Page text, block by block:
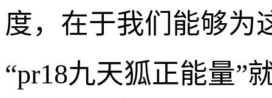
度，在于我们能够为
“pr18九天狐正能量”